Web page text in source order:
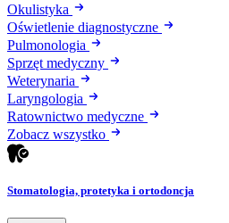
Okulistyka
Oświetlenie diagnostyczne
Pulmonologia
Sprzęt medyczny
Weterynaria
Laryngologia
Ratownictwo medyczne
Zobacz wszystko
Stomatologia, protetyka i ortodoncja